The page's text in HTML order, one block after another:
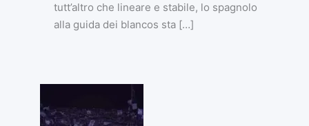
tutt’altro che lineare e stabile, lo spagnolo
alla guida dei blancos sta […]